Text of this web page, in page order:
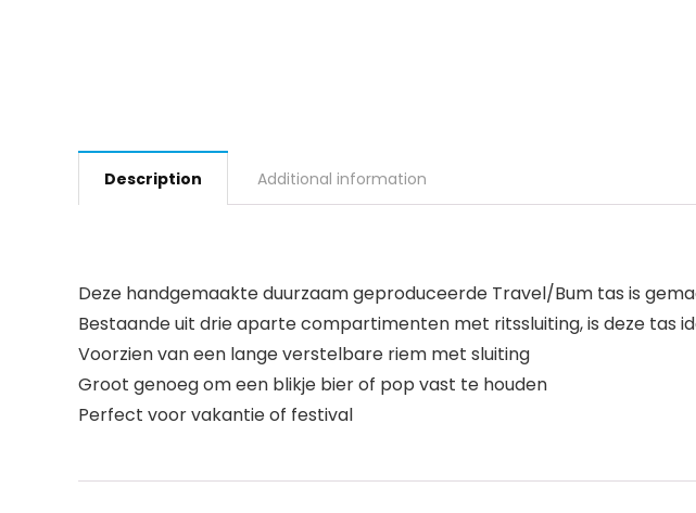
Description Additional information
Deze handgemaakte duurzaam geproduceerde Travel/Bum tas is
Bestaande uit drie aparte compartimenten met ritssluiting, is deze tas
Voorzien van een lange verstelbare riem met sluiting
Groot genoeg om een blikje bier of pop vast te houden
Perfect voor vakantie of festival